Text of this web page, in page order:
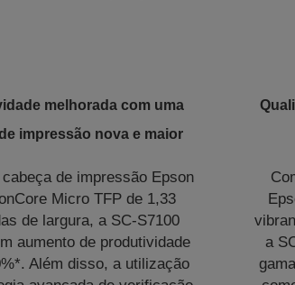
melhorada com uma
impressão nova e maior
de impressão Epson
Micro TFP de 1,33
de largura, a SC-S7100
aumento de produtividade
Além disso, a utilização
a